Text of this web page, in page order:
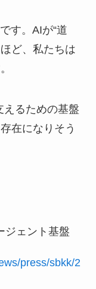
す。AIが“道
ど、私たちは
えるための基盤
在になりそう
ジェント基盤
press/sbkk/2